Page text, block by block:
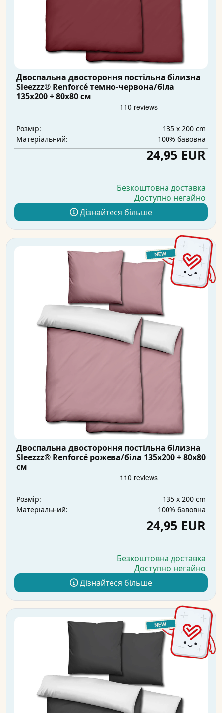
Двоспальна двостороння постільна білизна
Sleezzz® Renforcé темно-червона/біла
135x200 + 80x80 см
Розмір:
135 x 200 cm
Матеріальний:
100% бавовна
24,95 EUR
Безкоштовна доставка
Доступно негайно
Дізнайтеся більше
Двоспальна двостороння постільна білизна
Sleezzz® Renforcé рожева/біла 135x200 + 80x80
см
Розмір:
135 x 200 cm
Матеріальний:
100% бавовна
24,95 EUR
Безкоштовна доставка
Доступно негайно
Дізнайтеся більше